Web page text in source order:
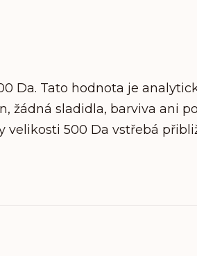
Da. Tato hodnota je
žádná sladidla, barviva ani
500 Da vstřebá